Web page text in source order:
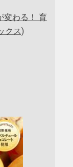
変わる！ 育
クス)